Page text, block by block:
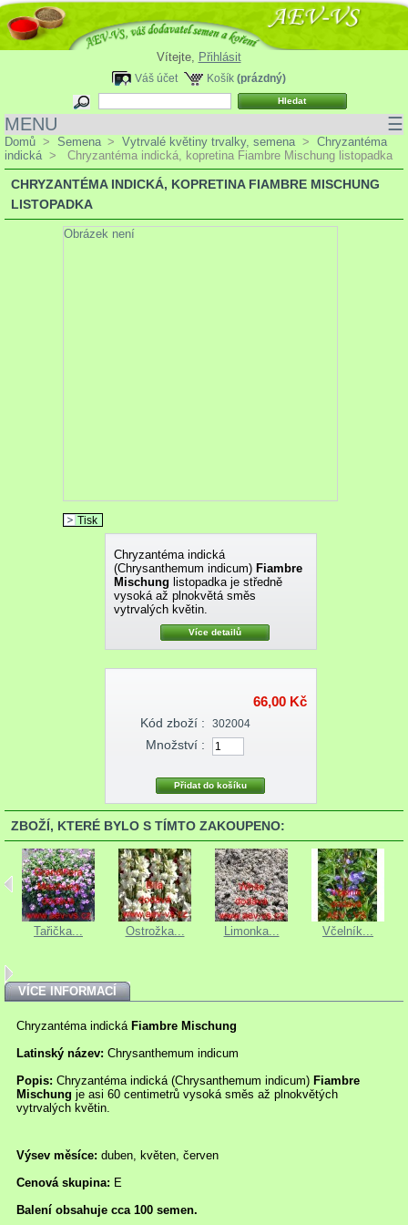
Vítejte, Přihlásit
Košík (prázdný)
Váš účet
MENU ☰
Domů > Semena > Vytrvalé květiny trvalky, semena > Chryzantéma
indická > Chryzantéma indická, kopretina Fiambre Mischung listopadka
CHRYZANTÉMA INDICKÁ, KOPRETINA FIAMBRE MISCHUNG
LISTOPADKA
Obrázek není
Tisk
Chryzantéma indická
(Chrysanthemum indicum) Fiambre
Mischung listopadka je středně
vysoká až plnokvětá směs
vytrvalých květin.
Více detailů
66,00 Kč
Kód zboží : 302004
Množství :
ZBOŽÍ, KTERÉ BYLO S TÍMTO ZAKOUPENO:
Tařička... Ostrožka... Limonka... Včelník...
VÍCE INFORMACÍ
Chryzantéma indická Fiambre Mischung
Latinský název: Chrysanthemum indicum
Popis: Chryzantéma indická (Chrysanthemum indicum) Fiambre
Mischung je asi 60 centimetrů vysoká směs až plnokvětých
vytrvalých květin.
Výsev měsíce: duben, květen, červen
Cenová skupina: E
Balení obsahuje cca 100 semen.